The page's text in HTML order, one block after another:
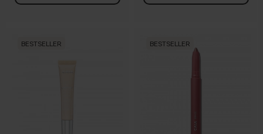
BESTSELLER BESTSELLER